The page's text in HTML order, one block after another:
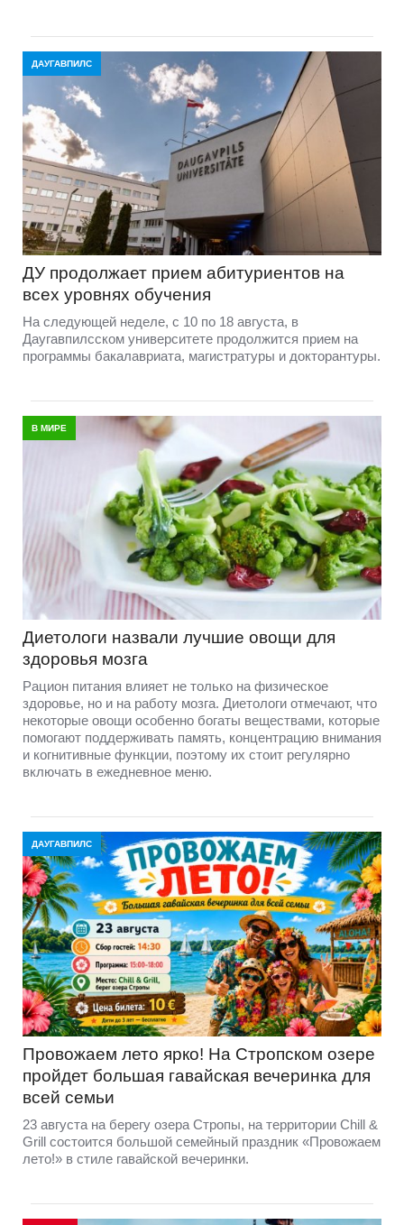
ДАУГАВПИЛС
ДУ продолжает прием абитуриентов на
всех уровнях обучения
На следующей неделе, с 10 по 18 августа, в
Даугавпилсском университете продолжится прием на
программы бакалавриата, магистратуры и докторантуры.
В МИРЕ
Диетологи назвали лучшие овощи для
здоровья мозга
Рацион питания влияет не только на физическое
здоровье, но и на работу мозга. Диетологи отмечают, что
некоторые овощи особенно богаты веществами, которые
помогают поддерживать память, концентрацию внимания
и когнитивные функции, поэтому их стоит регулярно
включать в ежедневное меню.
ДАУГАВПИЛС
Провожаем лето ярко! На Стропском озере
пройдет большая гавайская вечеринка для
всей семьи
23 августа на берегу озера Стропы, на территории Chill &
Grill состоится большой семейный праздник «Провожаем
лето!» в стиле гавайской вечеринки.